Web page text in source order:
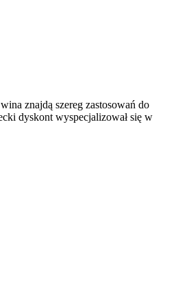
znajdą szereg zastosowań do
dyskont wyspecjalizował się w